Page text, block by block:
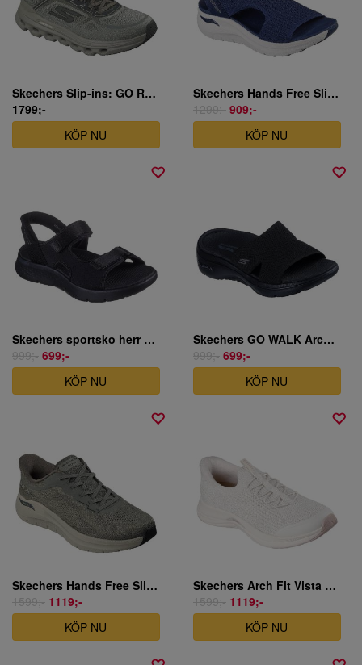
Skechers Slip-ins: GO RUN Arch Fit Glide-Step - Olive sportsko herr olivgrön
1799;-
KÖP NU
Skechers Hands Free Slip-ins: Arch Fit 2.0 - My Everyday
1299;- 909;-
KÖP NU
Skechers sportsko herr svart
999;- 699;-
KÖP NU
Skechers GO WALK Arch Fit 2.0 Sandal - Dakota
999;- 699;-
KÖP NU
Skechers Hands Free Slip-ins: Arch Fit 2.0 - Rovant - Olivgrön
1599;- 1119;-
KÖP NU
Skechers Arch Fit Vista 2.0 Primavera Slip-Ins Natur sportsko dam creme
1599;- 1119;-
KÖP NU